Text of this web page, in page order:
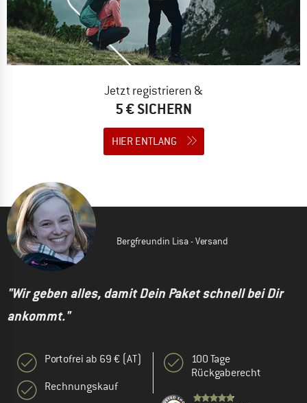
Jetzt registrieren &
5 € SICHERN
HIER ENTLANG
Bergfreundin Lisa - Versand
"Wir geben alles, damit Dein Paket schnell bei Dir
ankommt."
Portofrei ab 69 € (AT)
Rechnungskauf
100 Tage
Rückgaberecht